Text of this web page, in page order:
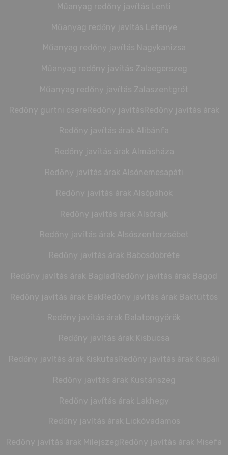
Műanyag redőny javítás Lenti
Műanyag redőny javítás Letenye
Műanyag redőny javítás Nagykanizsa
Műanyag redőny javítás Zalaegerszeg
Műanyag redőny javítás Zalaszentgrót
Redőny javítás Redőny javítás árak
Redőny javítás árak Alibánfa
Redőny javítás árak Almásháza
Redőny javítás árak Alsónemesapáti
Redőny javítás árak Alsópáhok
Redőny javítás árak Alsórajk
Redőny javítás árak Alsószenterzsébet
Redőny javítás árak Babosdöbréte
Redőny javítás árak Baglad Redőny javítás árak Bagod
Redőny javítás árak Bak Redőny javítás árak Baktüttös
Redőny javítás árak Balatongyörök
Redőny javítás árak Kisbucsa
Redőny javítás árak Kiskutas Redőny javítás árak Kispáli
Redőny javítás árak Kustánszeg
Redőny javítás árak Lakhegy
Redőny javítás árak Lickóvadamos
Redőny javítás árak Milejszeg Redőny javítás árak Misefa